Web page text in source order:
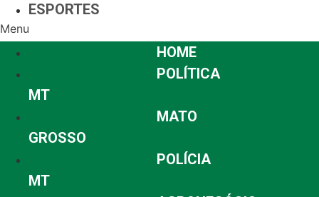
ESPORTES
Menu
HOME
POLÍTICA
MT
MATO
GROSSO
POLÍCIA
MT